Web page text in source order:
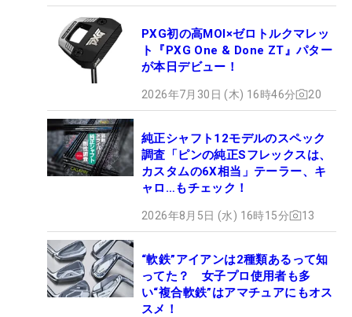
PXG初の高MOI×ゼロトルクマレッ
ト『PXG One & Done ZT』パター
が本日デビュー！
2026年7月30日 (木) 16時46分 20
純正シャフト12モデルのスペック
調査「ピンの純正Sフレックスは、
カスタムの6X相当」テーラー、キ
ャロ…もチェック！
2026年8月5日 (水) 16時15分 13
“軟鉄”アイアンは2種類あるって知
ってた？ 女子プロ使用者も多
い“複合軟鉄”はアマチュアにもオス
スメ！